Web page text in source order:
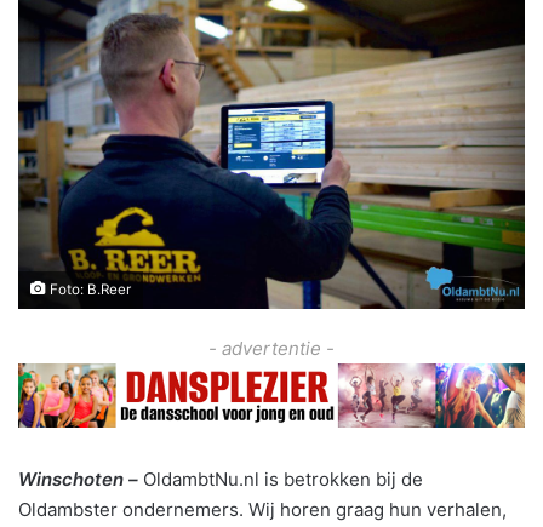
Foto: B.Reer
- advertentie -
Winschoten – OldambtNu.nl is betrokken bij de
Oldambster ondernemers. Wij horen graag hun verhalen,